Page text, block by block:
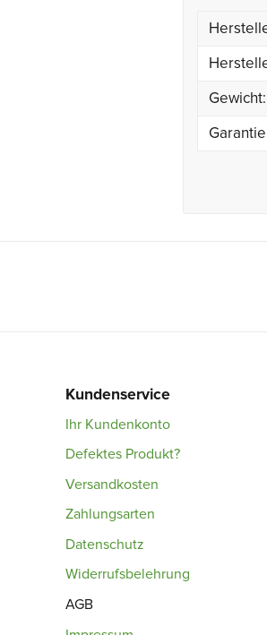
Gewicht:
Kundenservice
Ihr Kundenkonto
Defektes Produkt?
Versandkosten
Zahlungsarten
Datenschutz
Widerrufsbelehrung
AGB